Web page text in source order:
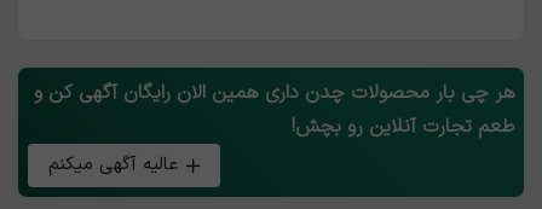
هر چی بار محصولات چدن داری همین الان رایگان آگهی کن و
طعم تجارت آنلاین رو بچش!
عالیه آگهی میکنم